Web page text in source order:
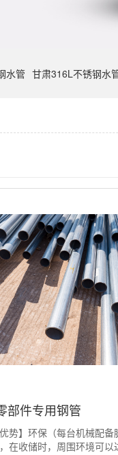
水管 甘肃316L不锈钢水
部件专用钢管
优势】环保（每台机械配备
在收储时，周围环境可以